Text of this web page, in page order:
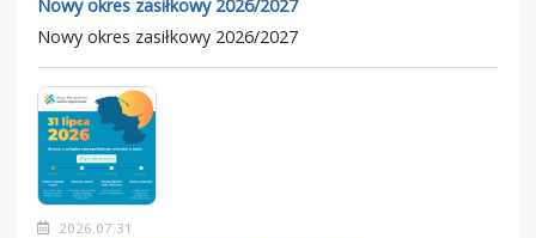
Nowy okres zasiłkowy 2026/2027
Nowy okres zasiłkowy 2026/2027
2026.07.31